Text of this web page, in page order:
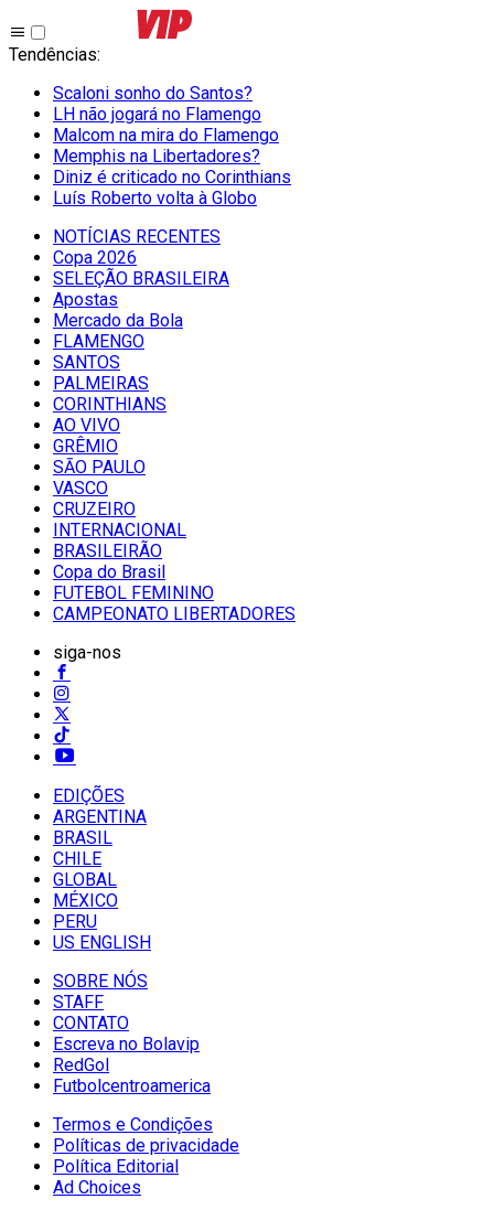
Tendências:
Scaloni sonho do Santos?
LH não jogará no Flamengo
Malcom na mira do Flamengo
Memphis na Libertadores?
Diniz é criticado no Corinthians
Luís Roberto volta à Globo
NOTÍCIAS RECENTES
Copa 2026
SELEÇÃO BRASILEIRA
Apostas
Mercado da Bola
FLAMENGO
SANTOS
PALMEIRAS
CORINTHIANS
AO VIVO
GRÊMIO
SĀO PAULO
VASCO
CRUZEIRO
INTERNACIONAL
BRASILEIRÃO
Copa do Brasil
FUTEBOL FEMININO
CAMPEONATO LIBERTADORES
siga-nos
EDIÇÕES
ARGENTINA
BRASIL
CHILE
GLOBAL
MÉXICO
PERU
US ENGLISH
SOBRE NÓS
STAFF
CONTATO
Escreva no Bolavip
RedGol
Futbolcentroamerica
Termos e Condições
Políticas de privacidade
Política Editorial
Ad Choices